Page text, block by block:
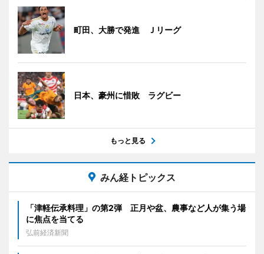
町田、大勝で発進 Ｊリーグ
日本、豪州に惜敗 ラグビー
もっと見る
みん経トピックス
「津軽伝承料理」の第2弾 正月や盆、農事など人が集う場
に焦点を当てる
弘前経済新聞